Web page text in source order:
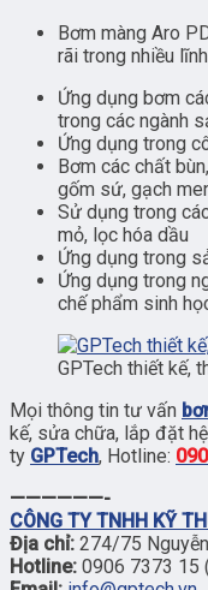
Bơm màng Aro
rãi trong nhiều
Ứng dụng bơm
trong các ngành
Ứng dụng trong
Bơm các chất
gốm sứ, gạch
Sử dụng trong
mỏ, lọc hóa dầu
Ứng dụng trong
Ứng dụng trong
chế phẩm sinh
GPTech thiết kế,
Mọi thông tin tư vấn
kế, sửa chữa, lắp đặt
ty GPTech, Hotline:
——————-
CÔNG TY TNHH KỸ
Địa chỉ: 274/75
Hotline: 0906 7373 15